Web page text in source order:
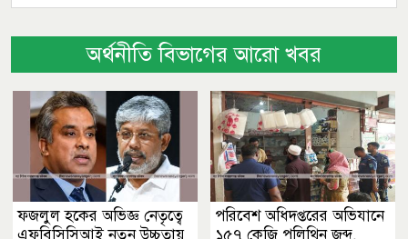
অর্থনীতি বিভাগের আরো খবর
ফজলুল হকের অভিজ্ঞ নেতৃত্বে
এফবিসিসিআই নতুন উচ্চতায়
পরিবেশ অধিদপ্তরের অভিযানে
১৫৭ কেজি পলিথিন জব্দ,